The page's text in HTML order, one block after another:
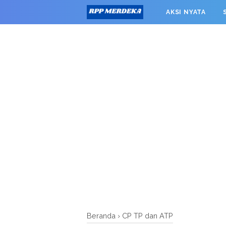
window.googletag = window.googletag || {cmd: []};
0').addService(googletag.pubads());
AKSI NYATA
Beranda › CP TP dan ATP